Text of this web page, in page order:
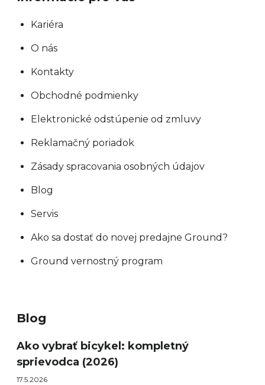
Kariéra
O nás
Kontakty
Obchodné podmienky
Elektronické odstúpenie od zmluvy
Reklamačný poriadok
Zásady spracovania osobných údajov
Blog
Servis
Ako sa dostať do novej predajne Ground?
Ground vernostný program
Blog
Ako vybrať bicykel: kompletný
sprievodca (2026)
17.5.2026